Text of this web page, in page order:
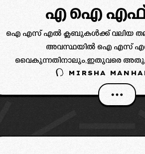
എ ഐ
ഐ എസ് എൽ ക്ലബുകൾക്ക് വലിയ
അവസ്ഥയിൽ ഐ എസ് എൽ
വൈകുന്നതിനാലും,ഇതുവരെ
അറിയിപ്പ് ലഭിച്ചിട്ടില്ല എന്നതും
ഐ എസ് എൽ ക്ലബുകളും ഇതോടെ
MIRSHA